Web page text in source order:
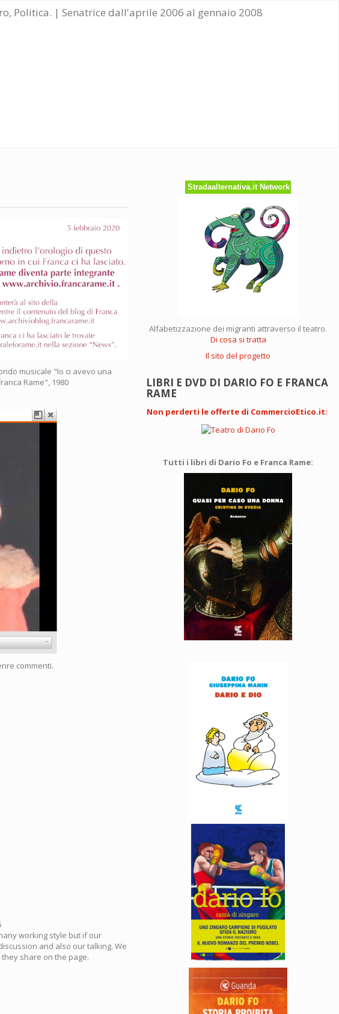
Politica. | Senatrice dall'aprile 2006 al gennaio 2008
musicale "Io ci avevo una
Rame", 1980
commenti.
working style but if our
and also our talking. We
share on the page.
Stradaalternativa.it Network
Alfabetizzazione dei migranti attraverso il teatro.
Di cosa si tratta
Il sito del progetto
LIBRI E DVD DI DARIO FO E FRANCA
RAME
Non perderti le offerte di CommercioEtico.it:
Tutti i libri di Dario Fo e Franca Rame: